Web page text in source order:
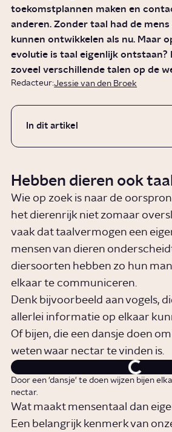
toekomstplannen maken en
anderen. Zonder taal had de
kunnen ontwikkelen als nu. Maar
evolutie is taal eigenlijk ontstaan?
zoveel verschillende talen op de
Redacteur:Jessie van den Broek
In dit artikel
Hebben dieren ook
Wie op zoek is naar de
het dierenrijk niet zomaar
vaak dat taalvermogen een
mensen van dieren
diersoorten hebben zo hun
elkaar te communiceren.
Denk bijvoorbeeld aan vogels,
allerlei informatie op elkaar
Of bijen, die een dansje doen
weten waar nectar te vinden is.
Door een 'dansje' te doen wijzen bijen
nectar.
Wat maakt mensentaal dan
Een belangrijk kenmerk van